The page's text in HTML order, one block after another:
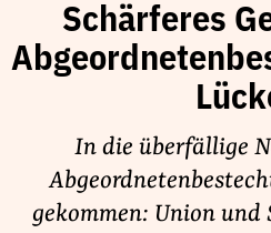
Finanzierung
Jobs
Publikationen und Material
Unsere Schwerpunkte
Lobbykontrolle und Regeln
Lobbyismus und Klima
Schärferes
In die überfällige
gekommen: Union und